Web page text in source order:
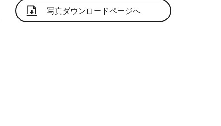
写真ダウンロードページへ